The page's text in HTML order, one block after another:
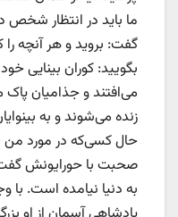
ما باید در انتظار
گفت: بروید و هر آنچه
بگویید: کوران بینایی خود
می‌افتند و جذامیان پاک
زنده می‌شوند و به
حال کسی‌که در مورد
صحبت با حورایونش
به دنیا نیامده است.